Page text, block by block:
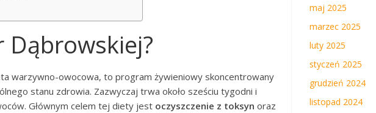
Dąbrowskiej?
warzywno-owocowa, to program żywieniowy skoncentrowany
stanu zdrowia. Zazwyczaj trwa około sześciu tygodni i
Głównym celem tej diety jest oczyszczenie z toksyn oraz
maj 2025
marzec 2025
luty 2025
styczeń 2025
grudzień 2024
listopad 2024